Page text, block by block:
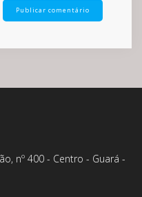
nº 400 - Centro - Guará -